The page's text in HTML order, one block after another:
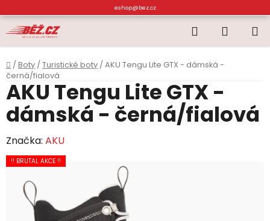
na
obsah
eshop@bez.cz
Hledat
KOŠÍK
Domů
/ Boty / Turistické boty / AKU Tengu Lite GTX - dámská -
černá/fialová
AKU Tengu Lite GTX -
dámská - černá/fialová
Značka: AKU
!! BRUTAL AKCE !!